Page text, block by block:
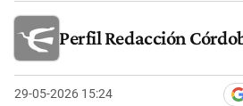
Perfil Redacción
29-05-2026 15:24